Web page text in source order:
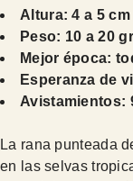
Altura: 4 a 5
Peso: 10 a 20
Mejor época:
Esperanza de
Avistamientos:
La rana punteada
en las selvas